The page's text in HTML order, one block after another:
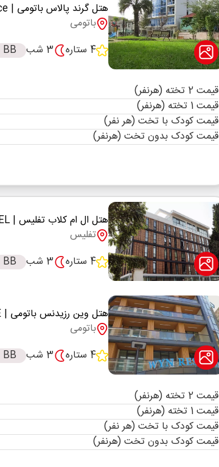
هتل گرند پالاس باتومی | grand palace
باتومی
4 ستاره
3 شب BB
قیمت 2 تخته (هرنفر)
قیمت 1 تخته (هرنفر)
قیمت کودک با تخت (هر نفر)
قیمت کودک بدون تخت (هرنفر)
هتل ال ام کلاب تفلیس | LM CLUB HOTEL
تفلیس
4 ستاره
3 شب BB
هتل وین رزیدنس باتومی | WYN RESIDENCE
باتومی
4 ستاره
3 شب BB
قیمت 2 تخته (هرنفر)
قیمت 1 تخته (هرنفر)
قیمت کودک با تخت (هر نفر)
قیمت کودک بدون تخت (هرنفر)